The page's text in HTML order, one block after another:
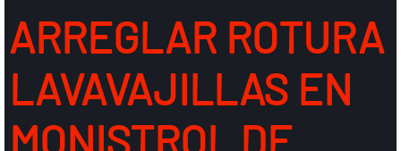
ARREGLAR ROTURA
LAVAVAJILLAS EN
MONISTROL DE